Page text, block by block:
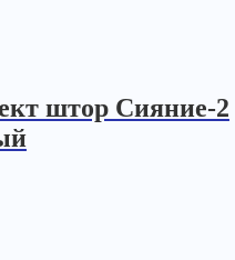
штор Сияние-2